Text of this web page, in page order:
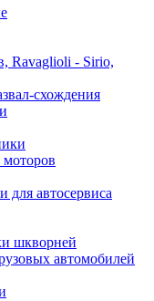
Ravaglioli - Sirio,
схождения
моторов
для автосервиса
шкворней
автомобилей